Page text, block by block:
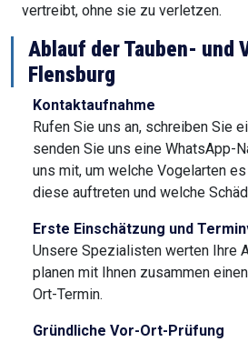
vertreibt, ohne sie zu verletzen.
Ablauf der Tauben- und
Flensburg
Kontaktaufnahme
Rufen Sie uns an, schreiben Sie
senden Sie uns eine WhatsApp-
uns mit, um welche Vogelarten
diese auftreten und welche
Erste Einschätzung und
Unsere Spezialisten werten Ihre
planen mit Ihnen zusammen
Ort-Termin.
Gründliche Vor-Ort-Prüfung